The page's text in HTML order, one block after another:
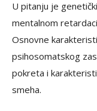
U pitanju je
mentalnom
Osnovne
psihosomatskog
pokreta i
smeha.